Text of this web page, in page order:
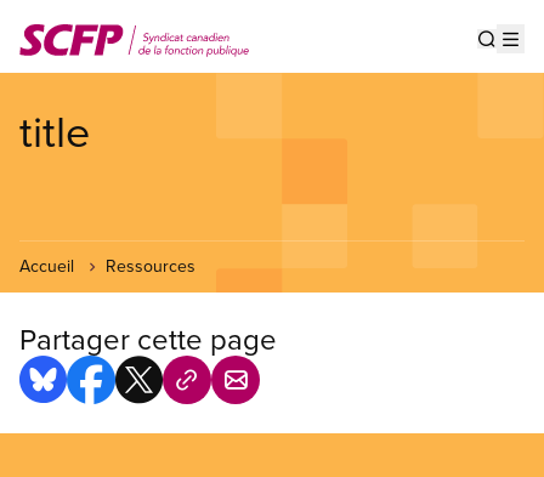
au
contenu
title
Accueil Ressources
Partager cette page